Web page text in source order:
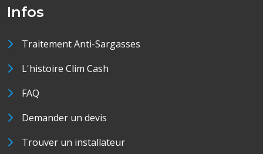
Infos
Traitement Anti-Sargasses
L'histoire Clim Cash
FAQ
Demander un devis
Trouver un installateur